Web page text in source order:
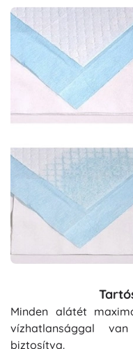
Minden alátét
vízhatlansággal
biztosítva.